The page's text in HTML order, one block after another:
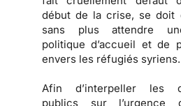
début de la crise, se doit
sans plus attendre
politique d’accueil et de
envers les réfugiés syriens.
Afin d’interpeller les
publics sur l’urgence